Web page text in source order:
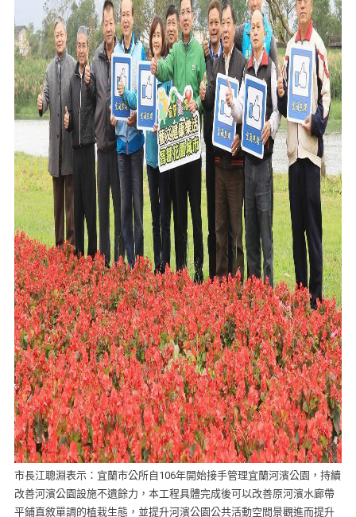
市長江聰淵表示：宜蘭市公所自106年開始接手管理宜蘭河濱公園，持續
改善河濱公園設施不遺餘力，本工程具體完成後可以改善原河濱水廊帶
平鋪直敘單調的植栽生態，並提升河濱公園公共活動空間景觀進而提升